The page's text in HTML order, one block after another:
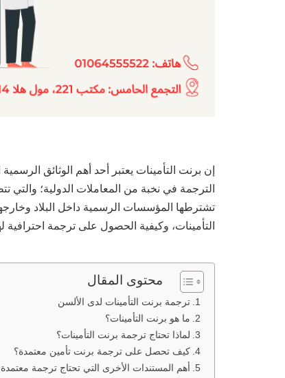
إن برنت التأمينات يعتبر أحد أهم الوثائق
الترجمة في نخبة من المعاملات الدولية؛ والتي
تشترطها المؤسسات الرسمية داخل البلاد
التأمينات، وكيفية الحصول على ترجمة
محتوى المقال
ترجمة برنت التأمينات لدى الألسن
ما هو برنت التأمينات؟
لماذا تحتاج ترجمة برنت التأمينات؟
كيف تحصل على ترجمة برنت تأمين معتمدة؟
أهم المستندات الأخرى التي تحتاج ترجمة